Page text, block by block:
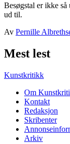
Besøgstal er ikke
ud til.
Av Pernille
Mest lest
Kunstkritikk
Om
Kontakt
Redaksjon
Skribenter
Arkiv